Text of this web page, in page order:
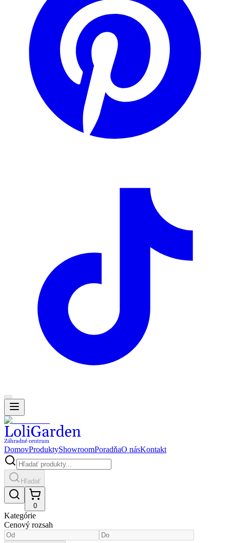
DomovProduktyShowroomPoradňaO násKontakt
Hľadať
0
Kategórie
Cenový rozsah